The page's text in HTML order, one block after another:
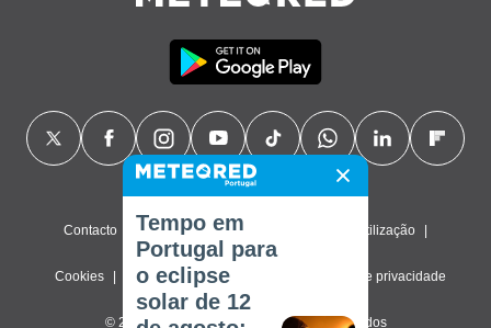
Contacto Sobre nós FAQ Termos de utilização
Cookies Política de privacidade Definições de privacidade
© 2026 Meteored. Todos os direitos reservados
Tempo em
Portugal para
o eclipse
solar de 12